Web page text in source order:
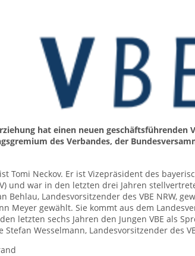
hat einen neuen geschäftsführenden
des Verbandes, der
Tomi Neckov. Er ist Vizepräsident des
und war in den letzten drei Jahren
Behlau, Landesvorsitzender des VBE NRW,
Meyer gewählt. Sie kommt aus dem
letzten sechs Jahren den Jungen VBE als
Wesselmann, Landesvorsitzender des